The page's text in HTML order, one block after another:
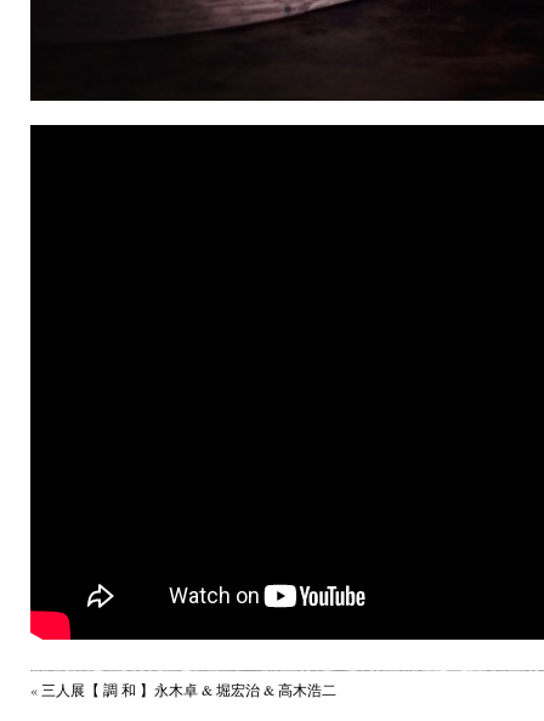
« 三人展【 調 和 】永木卓 & 堀宏治 & 高木浩二